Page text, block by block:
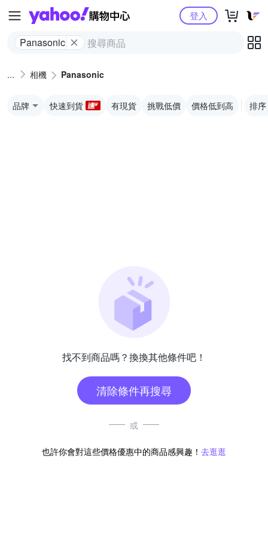
Yahoo購物中心
Panasonic
登入
相機 Panasonic
品牌 快速到貨 有現貨 挑戰低價 價格低到高 排序
找不到商品嗎？換換其他條件吧！
清除條件再搜尋
或
也許你會對這些價格優惠中的商品感興趣！ 去逛逛